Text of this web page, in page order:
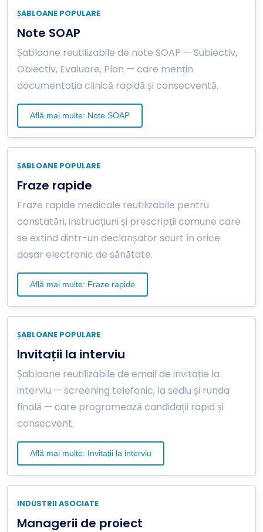
ȘABLOANE POPULARE
Note SOAP
Șabloane reutilizabile de note SOAP — Subiectiv,
Obiectiv, Evaluare, Plan — care mențin
documentația clinică rapidă și consecventă.
Află mai multe: Note SOAP
ȘABLOANE POPULARE
Fraze rapide
Fraze rapide medicale reutilizabile pentru
constatări, instrucțiuni și prescripții comune care
se extind dintr-un declanșator scurt în orice
dosar electronic de sănătate.
Află mai multe: Fraze rapide
ȘABLOANE POPULARE
Invitații la interviu
Șabloane reutilizabile de email de invitație la
interviu — screening telefonic, la sediu și runda
finală — care programează candidații rapid și
consecvent.
Află mai multe: Invitații la interviu
INDUSTRII ASOCIATE
Managerii de proiect